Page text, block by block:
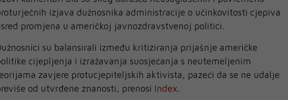
izjava dužnosnika administracije o učinkovitosti cjepiva
promjena u američkoj javnozdravstvenoj politici.
su balansirali između kritiziranja prijašnje američke
cijepljenja i izražavanja suosjećanja s neutemeljenim
zavjere protucjepiteljskih aktivista, pazeći da se ne udalje
od utvrđene znanosti, prenosi Index.